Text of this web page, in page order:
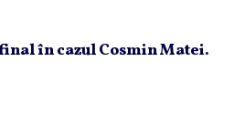
în cazul Cosmin Matei.